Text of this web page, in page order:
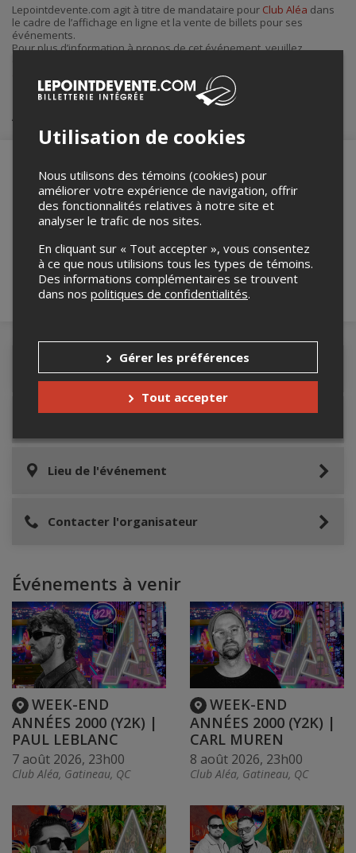
courriel
Lepointdevente.com agit à titre de mandataire pour Club Aléa dans
le cadre de l’affichage en ligne et la vente de billets pour ses
événements.
Pour plus d’information à propos de cet événement, veuillez
Achat de billets
Merci de confirmer que vous n'êtes pas un
robot ci-bas.
Détails de l'événement
Lieu de l'événement
Contacter l'organisateur
Événements à venir
WEEK-END
ANNÉES 2000 (Y2K) |
PAUL LEBLANC
7 août 2026, 23h00
Club Aléa, Gatineau, QC
WEEK-END
ANNÉES 2000 (Y2K) |
CARL MUREN
8 août 2026, 23h00
Club Aléa, Gatineau, QC
Utilisation de cookies
Nous utilisons des témoins (cookies) pour
améliorer votre expérience de navigation, offrir
des fonctionnalités relatives à notre site et
analyser le trafic de nos sites.
En cliquant sur « Tout accepter », vous consentez
à ce que nous utilisions tous les types de témoins.
Des informations complémentaires se trouvent
dans nos politiques de confidentialités.
Gérer les préférences
Tout accepter